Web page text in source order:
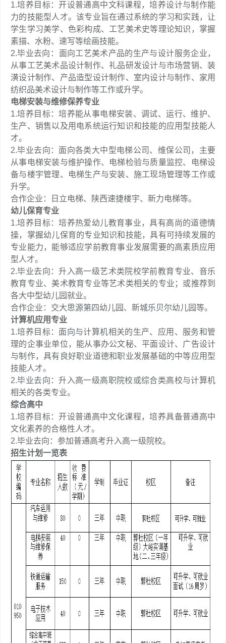
1.培养目标：开设普通高中文科课程，培养设计与制作能
力的技能型人才。该专业旨在通过系统的学习和实践，让
学生学习美学、色彩构成、工艺美术史等理论知识，掌握
素描、水粉、速写等绘画技能。
2.毕业去向‌：面向工艺美术产品的生产与设计服务企业，
从事工艺美术品设计制作、礼品研发设计与市场营销、装
潢设计制作、产品造型设计制作、室内设计与制作、家用
纺织品美术设计与制作等工作或升学。
电梯安装与维修保养专业
1.培养目标：培养能从事电梯安装、调试、运行、维护、
生产、销售以及用电系统运行知识和技能的应用型技能人
才。
2.毕业去向：面向各类大中型电梯公司、维保公司，主要
从事电梯安装与维护操作、电梯检验与质量监控、电梯设
备与楼宇管理、电梯生产与安装、施工现场管理等工作或
升学。
合作企业：日立电梯、陕西速捷楼宇、新力电梯等。
幼儿保育专业
1.培养目标：培养热爱幼儿教育事业，具有高尚的道德情
操，掌握幼儿保育的专业知识和技能，具有可持续发展的
专业能力，能够适应学前教育事业发展需要的高素质应用
型人才。
2.毕业去向：升入高一级艺术类院校学前教育专业、音乐
教育专业、美术教育专业等艺术类相关的专业；或推荐到
各大中型幼儿园就业。
合作企业：交大思源第四幼儿园、新城乐贝尔幼儿园等。
计算机应用专业
1.培养目标：面向与计算机相关的生产、应用、服务和管
理的企事业单位，能从事办公文秘、平面设计、广告设计
与制作，具有良好职业道德和职业发展基础的中等应用型
技能人才。
2.毕业去向：升入高一级高职院校或综合类高校与计算机
相关的各类专业。
综合高中
1.培养目标：开设普通高中文化课程，培养具备普通高中
文化素养的合格性人才。
2.毕业去向：参加普通高考升入高一级院校。
招生计划一览表